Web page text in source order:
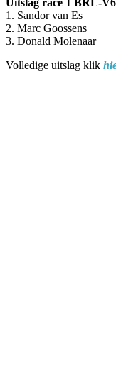
1. Sandor van Es
2. Marc Goossens
3. Donald Molenaar
Volledige uitslag klik